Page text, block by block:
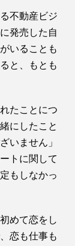
不動産ビジ
発売した自
いることも
と、もとも
たことにつ
にしたこと
いません」
トに関して
もしなかっ
めて恋をし
恋も仕事も